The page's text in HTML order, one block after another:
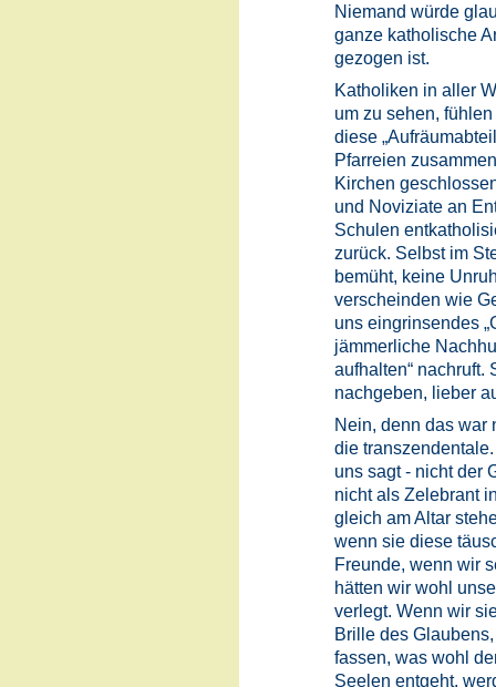
Niemand würde
ganze katholische
gezogen ist.
Katholiken in aller
um zu sehen,
diese
Pfarreien
Kirchen
und Noviziate an
Schulen
zurück. Selbst im
bemüht, keine
verscheinden wie
uns eingrinsendes
jämmerliche
aufhalten“ nachruft.
nachgeben, lieber
Nein, denn das war
die
uns sagt - nicht der
nicht als Zelebrant
gleich am Altar
wenn sie diese
Freunde, wenn wir
hätten wir wohl
verlegt. Wenn wir
Brille des
fassen, was wohl
Seelen entgeht,